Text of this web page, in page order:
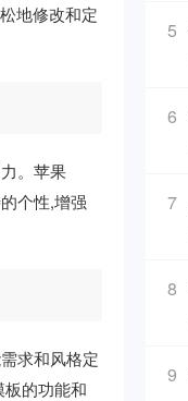
地修改和定
。苹果
个性,增强
求和风格定
的功能和
5
6
7
8
9